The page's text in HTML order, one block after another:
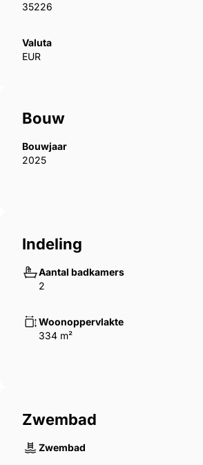
35226
Valuta
EUR
Bouw
Bouwjaar
2025
Indeling
Aantal badkamers
2
Woonoppervlakte
334 m²
Zwembad
Zwembad